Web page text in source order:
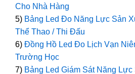
Cho Nhà Hàng
5) Bảng Led Đo Năng Lực Sản
Thể Thao / Thi Đấu
6) Đồng Hồ Led Đo Lịch Vạn
Trường Học
7) Bảng Led Giám Sát Năng